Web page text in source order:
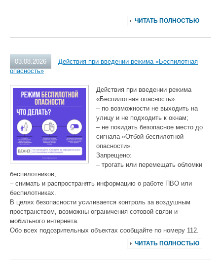
ЧИТАТЬ ПОЛНОСТЬЮ
03.08.2026
Действия при введении режима «Беспилотная
опасность»
Действия при введении режима
«Беспилотная опасность»:
– по возможности не выходить на
улицу и не подходить к окнам;
– не покидать безопасное место до
сигнала «Отбой беспилотной
опасности».
Запрещено:
– трогать или перемещать обломки
беспилотников;
– снимать и распространять информацию о работе ПВО или
беспилотниках.
В целях безопасности усиливается контроль за воздушным
пространством, возможны ограничения сотовой связи и
мобильного интернета.
Обо всех подозрительных объектах сообщайте по номеру 112.
ЧИТАТЬ ПОЛНОСТЬЮ